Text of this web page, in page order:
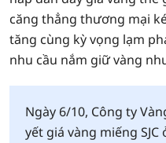
căng thẳng thương mại
tăng cùng kỳ vọng lạm
nhu cầu nắm giữ vàng
Ngày 6/10, Công ty
yết giá vàng miếng